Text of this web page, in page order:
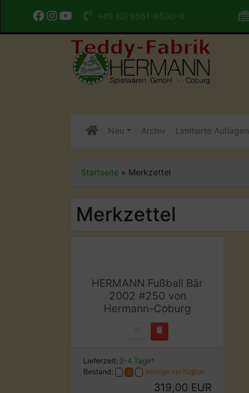
+49 (0) 9561-8590-0
Neu Archiv Limitierte Auflagen
Startseite » Merkzettel
Merkzettel
HERMANN Fußball Bär
2002 #250 von
Hermann-Coburg
Lieferzeit: 2-4 Tage*
Bestand:
wenige verfügbar
319,00 EUR